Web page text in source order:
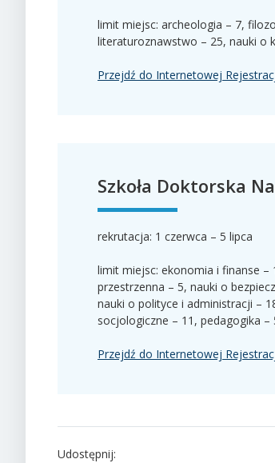
limit miejsc: archeologia – 7,
literaturoznawstwo – 25, nauki o
Przejdź do Internetowej
Szkoła Doktorska
rekrutacja: 1 czerwca – 5 lipca
limit miejsc: ekonomia i finanse –
przestrzenna – 5, nauki o
nauki o polityce i administracji –
socjologiczne – 11, pedagogika –
Przejdź do Internetowej
Udostępnij: